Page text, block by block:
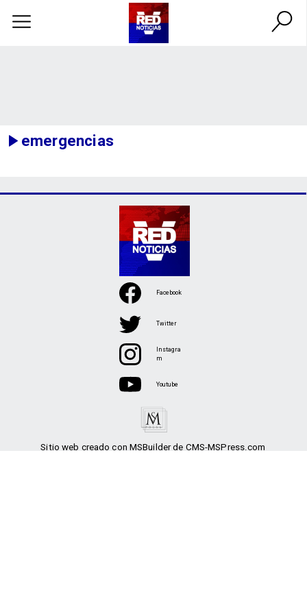
emergencias
Sitio web creado con MSBuilder de CMS-MSPress.com
Facebook
Twitter
Instagra
m
Youtube